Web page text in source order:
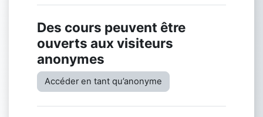
Des cours peuvent être
ouverts aux visiteurs
anonymes
Accéder en tant qu’anonyme